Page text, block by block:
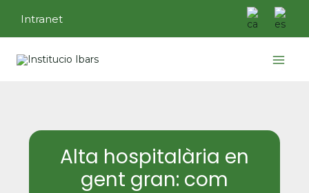
contingut
Intranet
Alta hospitalària en
gent gran: com